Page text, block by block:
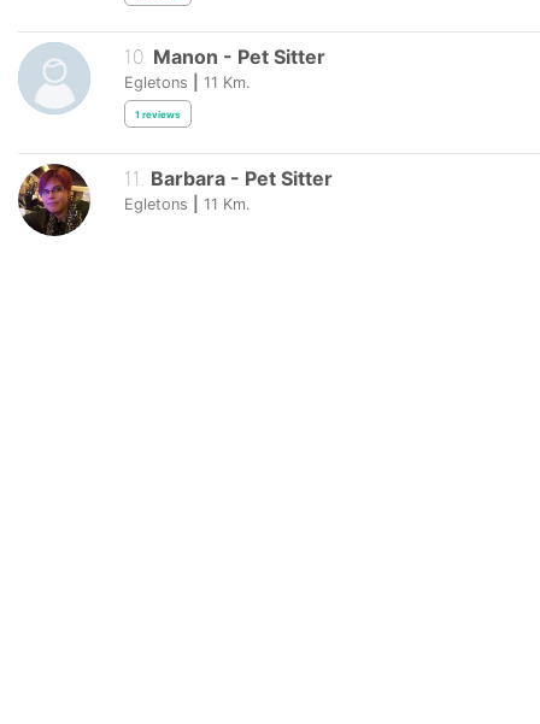
10. Manon - Pet Sitter
Egletons 11 Km.
1 reviews
11 Barbara - Pet Sitter
Egletons 11 Km.